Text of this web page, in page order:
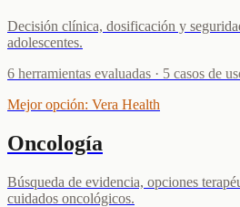
Decisión clínica, dosificación y
adolescentes.
6 herramientas evaluadas · 5 casos de
Mejor opción: Vera Health
Oncología
Búsqueda de evidencia, opciones
cuidados oncológicos.